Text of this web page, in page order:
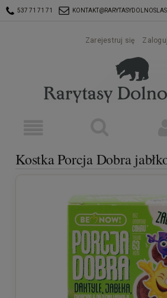
537 71 71 71
Zarejestruj się
Kostka Porcja Dobra